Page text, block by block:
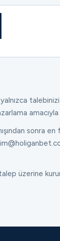
amacıyla
sonra en
üzerine